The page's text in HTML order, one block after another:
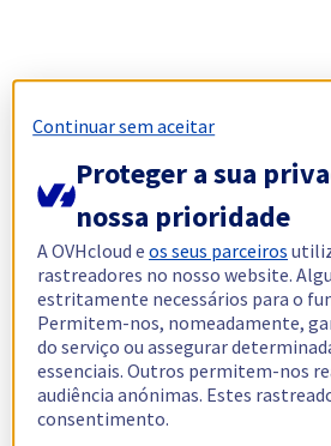
Continuar sem aceitar
Proteger a sua
nossa prioridade
A OVHcloud eos seus parceiros
rastreadores no nosso website.
estritamente necessários para o
Permitem-nos, nomeadamente,
do serviço ou assegurar
essenciais. Outros permitem-nos
audiência anónimas. Estes
consentimento.